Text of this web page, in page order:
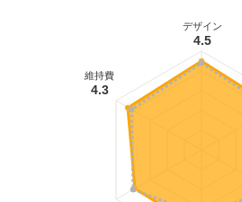
デザイン
4.5
維持費
4.3